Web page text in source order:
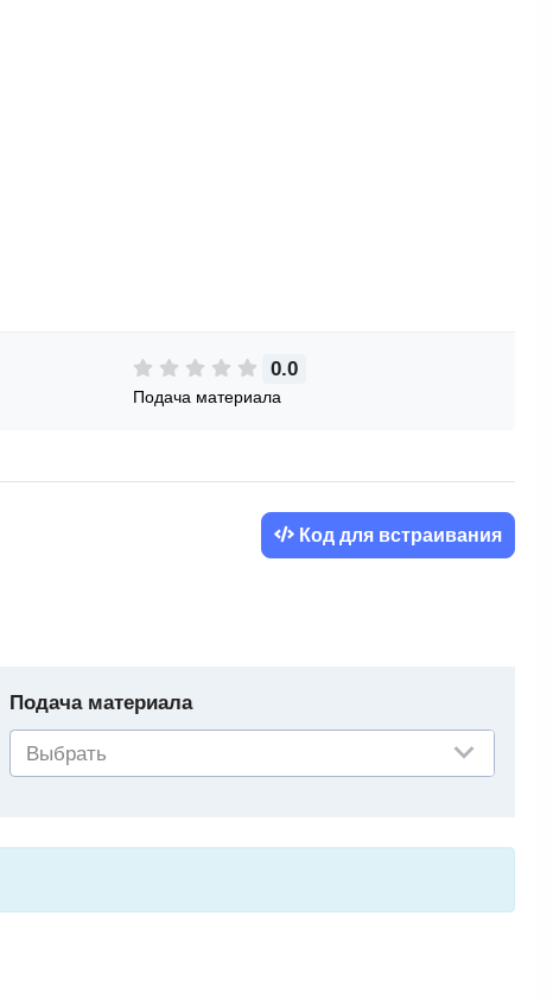
0.0
Подача материала
Код для встраивания
Подача материала
Выбрать